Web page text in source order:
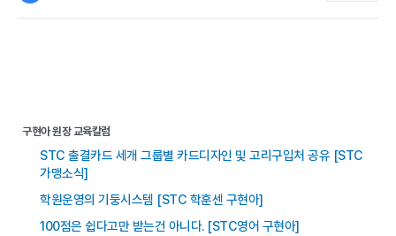
구현아 원장 교육칼럼
STC 출결카드 세개 그룹별 카드디자인 및 고리구입처 공유 [STC
가맹소식]
학원운영의 기둥시스템 [STC 학훈센 구현아]
100점은 쉽다고만 받는건 아니다. [STC영어 구현아]